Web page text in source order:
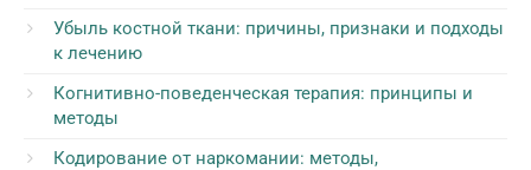
Убыль костной ткани: причины, признаки и подходы
к лечению
Когнитивно-поведенческая терапия: принципы и
методы
Кодирование от наркомании: методы,